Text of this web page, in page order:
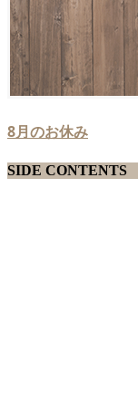
8月のお休み
SIDE CONTENTS